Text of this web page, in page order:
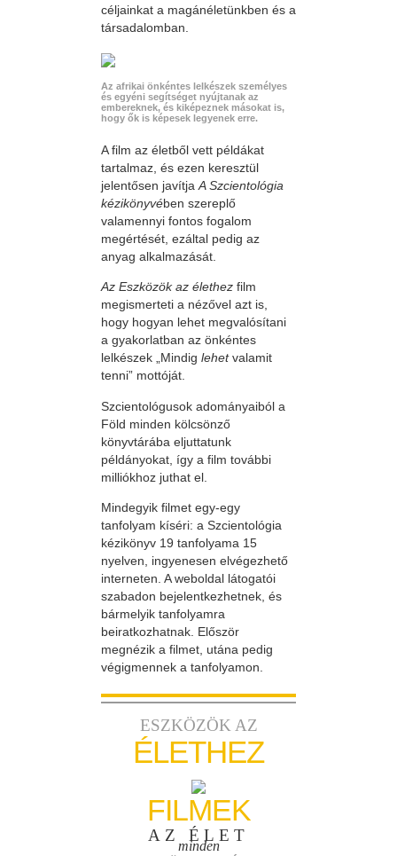
céljainkat a magánéletünkben és a
társadalomban.
Az afrikai önkéntes lelkészek személyes
és egyéni segítséget nyújtanak az
embereknek, és kiképeznek másokat is,
hogy ők is képesek legyenek erre.
A film az életből vett példákat
tartalmaz, és ezen keresztül
jelentősen javítja A Szcientológia
kézikönyvében szereplő
valamennyi fontos fogalom
megértését, ezáltal pedig az
anyag alkalmazását.
Az Eszközök az élethez film
megismerteti a nézővel azt is,
hogy hogyan lehet megvalósítani
a gyakorlatban az önkéntes
lelkészek „Mindig lehetvalamit
tenni” mottóját.
Szcientológusok adományaiból a
Föld minden kölcsönző
könyvtárába eljuttatunk
példányokat, így a film további
milliókhoz juthat el.
Mindegyik filmet egy-egy
tanfolyam kíséri: a Szcientológia
kézikönyv 19 tanfolyama 15
nyelven, ingyenesen elvégezhető
interneten. A weboldal látogatói
szabadon bejelentkezhetnek, és
bármelyik tanfolyamra
beiratkozhatnak. Először
megnézik a filmet, utána pedig
végigmennek a tanfolyamon.
ESZKÖZÖK AZ
ÉLETHEZ
FILMEK
AZ ÉLET
minden